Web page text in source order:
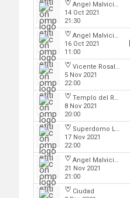
Angel Malvicino
14 Oct 2021
21:30
Angel Malvicino
16 Oct 2021
11:00
Vicente Rosales
5 Nov 2021
22:00
Templo del Rock
8 Nov 2021
20:00
Superdomo La Rioja
17 Nov 2021
22:00
Angel Malvicino
21 Nov 2021
21:00
Ciudad